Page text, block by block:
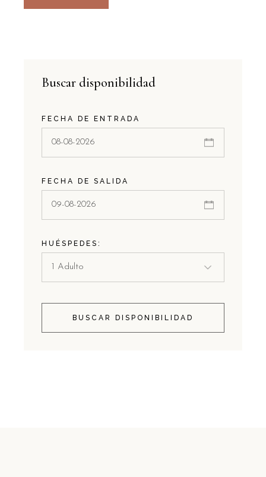
Buscar disponibilidad
FECHA DE ENTRADA
FECHA DE SALIDA
HUÉSPEDES:
BUSCAR DISPONIBILIDAD